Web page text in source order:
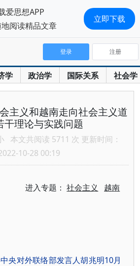
学 政治学 国际关系 社会学
登录 注册
主义和越南走向社会主义道
干理论与实践问题
本文共阅读 5711 次 更新时间：
10-28 00:19
进入专题：社会主义 越南
央对外联络部发言人胡兆明10月
爱思想APP
阅读精品文章
立即下载